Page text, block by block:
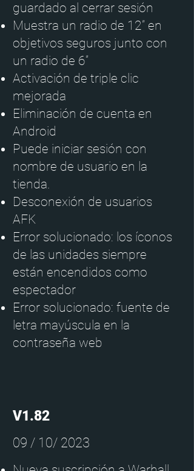
guardado al cerrar sesión
Muestra un radio de 12” en
objetivos seguros junto con
un radio de 6”
Activación de triple clic
mejorada
Eliminación de cuenta en
Android
Puede iniciar sesión con
nombre de usuario en la
tienda.
Desconexión de usuarios
AFK
Error solucionado: los íconos
de las unidades siempre
están encendidos como
espectador
Error solucionado: fuente de
letra mayúscula en la
contraseña web
V1.82
09 / 10/ 2023